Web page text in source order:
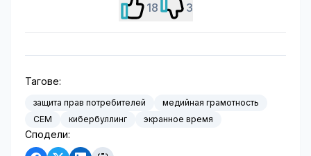
18 3
Тагове:
защита прав потребителей
медийная грамотность
СЕМ
кибербуллинг экранное время
Сподели: